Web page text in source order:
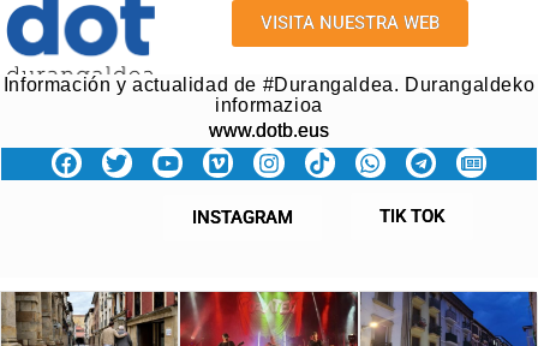
VISITA NUESTRA WEB
Información y actualidad de #Durangaldea. Durangaldeko
informazioa
www.dotb.eus
INSTAGRAM TIK TOK